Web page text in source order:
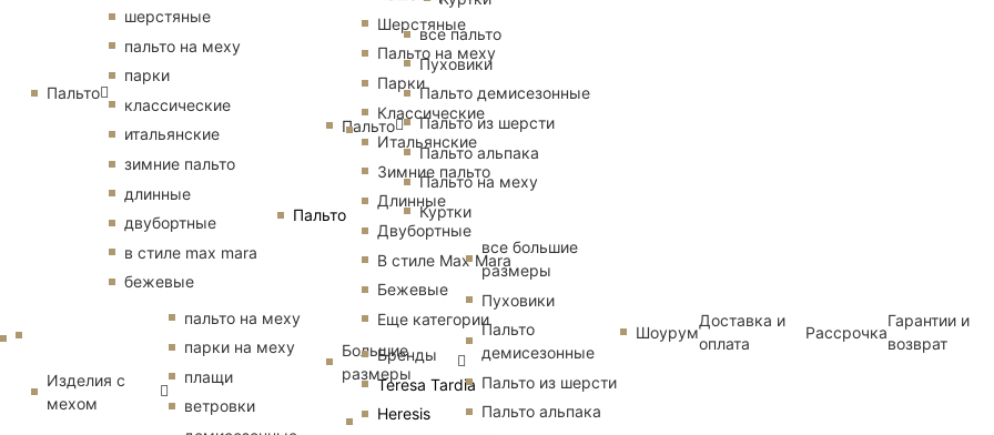
Пальто
Шерстяные
Пальто на меху
Парки
Классические
Итальянские
Зимние пальто
Длинные
Двубортные
В стиле Max Mara
Бежевые
Еще категории
Бренды
Teresa Tardia
Heresis
Пальто
шерстяные
пальто на меху
парки
классические
итальянские
зимние пальто
длинные
двубортные
в стиле max mara
бежевые
Изделия с
мехом
пальто на меху
парки на меху
плащи
ветровки
Пальто
все пальто
Пуховики
Пальто демисезонные
Пальто из шерсти
Пальто альпака
Пальто на меху
Куртки
Большие
размеры
все большие
размеры
Пуховики
Пальто
демисезонные
Пальто из шерсти
Пальто альпака
Шоурум
Доставка и
оплата
Рассрочка
Гарантии и
возврат